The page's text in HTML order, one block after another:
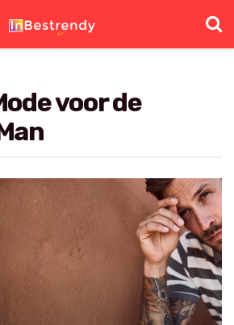
voor de